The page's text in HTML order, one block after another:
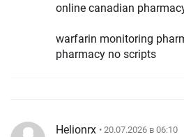
online canadian
warfarin monitoring
pharmacy no scripts
Helionrx • 20.07.2026 в 06:10